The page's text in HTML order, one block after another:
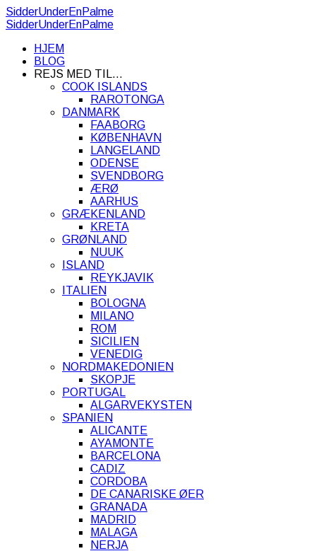
SidderUnderEnPalme
SidderUnderEnPalme
HJEM
BLOG
REJS MED TIL…
COOK ISLANDS
RAROTONGA
DANMARK
FAABORG
KØBENHAVN
LANGELAND
ODENSE
SVENDBORG
ÆRØ
AARHUS
GRÆKENLAND
KRETA
GRØNLAND
NUUK
ISLAND
REYKJAVIK
ITALIEN
BOLOGNA
MILANO
ROM
SICILIEN
VENEDIG
NORDMAKEDONIEN
SKOPJE
PORTUGAL
ALGARVEKYSTEN
SPANIEN
ALICANTE
AYAMONTE
BARCELONA
CADIZ
CORDOBA
DE CANARISKE ØER
GRANADA
MADRID
MALAGA
NERJA